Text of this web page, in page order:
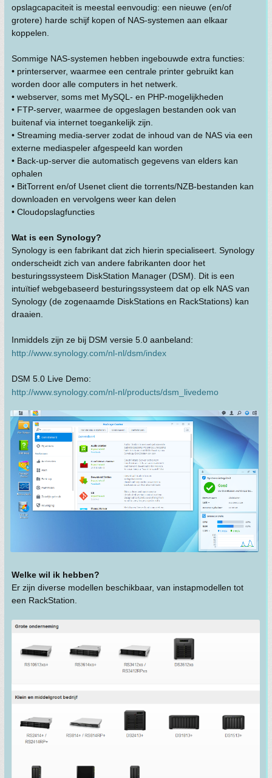
opslagcapaciteit is meestal eenvoudig: een nieuwe (en/of
grotere) harde schijf kopen of NAS-systemen aan elkaar
koppelen.
Sommige NAS-systemen hebben ingebouwde extra functies:
• printerserver, waarmee een centrale printer gebruikt kan
worden door alle computers in het netwerk.
• webserver, soms met MySQL- en PHP-mogelijkheden
• FTP-server, waarmee de opgeslagen bestanden ook van
buitenaf via internet toegankelijk zijn.
• Streaming media-server zodat de inhoud van de NAS via een
externe mediaspeler afgespeeld kan worden
• Back-up-server die automatisch gegevens van elders kan
ophalen
• BitTorrent en/of Usenet client die torrents/NZB-bestanden kan
downloaden en vervolgens weer kan delen
• Cloudopslagfuncties
Wat is een Synology?
Synology is een fabrikant dat zich hierin specialiseert. Synology
onderscheidt zich van andere fabrikanten door het
besturingssysteem DiskStation Manager (DSM). Dit is een
intuïtief webgebaseerd besturingssysteem dat op elk NAS van
Synology (de zogenaamde DiskStations en RackStations) kan
draaien.
Inmiddels zijn ze bij DSM versie 5.0 aanbeland:
http://www.synology.com/nl-nl/dsm/index
DSM 5.0 Live Demo:
http://www.synology.com/nl-nl/products/dsm_livedemo
Welke wil ik hebben?
Er zijn diverse modellen beschikbaar, van instapmodellen tot
een RackStation.